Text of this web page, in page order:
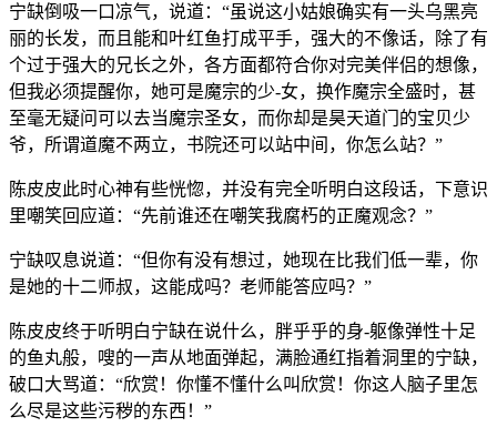
宁缺倒吸一口凉气，说道：“虽说这小姑娘确实有一头乌黑亮
丽的长发，而且能和叶红鱼打成平手，强大的不像话，除了有
个过于强大的兄长之外，各方面都符合你对完美伴侣的想像，
但我必须提醒你，她可是魔宗的少-女，换作魔宗全盛时，甚
至毫无疑问可以去当魔宗圣女，而你却是昊天道门的宝贝少
爷，所谓道魔不两立，书院还可以站中间，你怎么站？”
陈皮皮此时心神有些恍惚，并没有完全听明白这段话，下意识
里嘲笑回应道：“先前谁还在嘲笑我腐朽的正魔观念？”
宁缺叹息说道：“但你有没有想过，她现在比我们低一辈，你
是她的十二师叔，这能成吗？老师能答应吗？”
陈皮皮终于听明白宁缺在说什么，胖乎乎的身-躯像弹性十足
的鱼丸般，嗖的一声从地面弹起，满脸通红指着洞里的宁缺，
破口大骂道：“欣赏！你懂不懂什么叫欣赏！你这人脑子里怎
么尽是这些污秽的东西！”